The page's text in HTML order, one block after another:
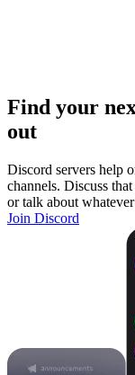
Find your
out
Discord servers help
channels. Discuss
or talk about
Join Discord